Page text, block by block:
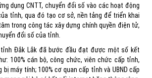
dụng CNTT, chuyển đổi số vào các hoạt động
tỉnh, qua đó tạo cơ sở, nền tảng để triển khai
trong công tác xây dựng chính quyền điện tử,
đổi số của tỉnh.
Đắk Lắk đã bước đầu đạt được một số kết
100% cán bộ, công chức, viên chức cấp tỉnh,
bị máy tính; 100% cơ quan cấp tỉnh và UBND cấp